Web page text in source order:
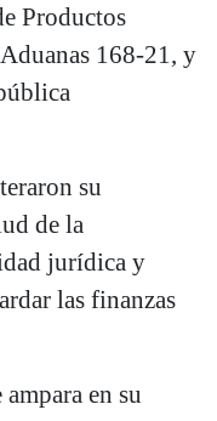
Productos
168-21, y
su
de la
jurídica y
las finanzas
en su